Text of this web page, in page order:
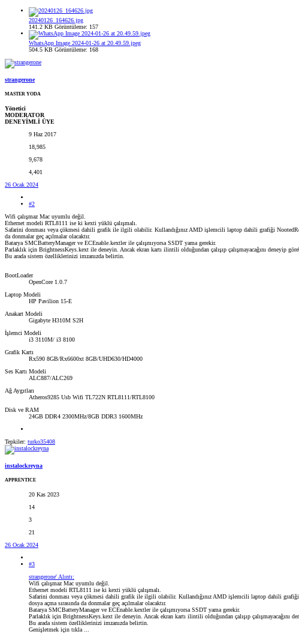
20240126_164626.jpg
141.2 KB Görüntüleme: 157
WhatsApp Image 2024-01-26 at 20.49.59.jpeg
504.5 KB Görüntüleme: 168
strangerone
MASTER YODA
Yönetici
MODERATOR
DENEYİMLİ ÜYE
9 Haz 2017
18,985
9,678
4,401
26 Ocak 2024
#2
Wifi çalışmaz Mac uyumlu değil.
Ethernet modeli RTL8111 ise ki kexti yüklü çalışmalı.
Safarini donması veya çökmesi dahili grafik ile ilgili olabilir. Kullandığınız AMD işlemcili laptop dahili grafiği
da donmalar geç açılmalar olacaktır.
Batarya SMCBatteryManager ve ECEnable.kextler ile çalışmıyorsa SSDT yama gerekir.
Parlaklık için BrightnessKeys.kext ile deneyin. Ancak ekran kartı ilintili olduğundan çalışıp çalışmayacağını deneyip
Bu arada sistem özelliklerinizi imzanızda belirtin.
BootLoader
OpenCore 1.0.7
Laptop Modeli
HP Pavilion 15-E
Anakart Modeli
Gigabyte H310M S2H
İşlemci Modeli
i3 3110M/ i3 8100
Grafik Kartı
Rx590 8GB/Rx6600xt 8GB/UHD630/HD4000
Ses Kartı Modeli
ALC887/ALC269
Ağ Aygıtları
Atheros9285 Usb Wifi TL722N RTL8111/RTL8100
Disk ve RAM
24GB DDR4 2300MHz/8GB DDR3 1600MHz
Tepkiler: turko35408
instalockreyna
APPRENTICE
20 Kas 2023
14
3
21
26 Ocak 2024
#3
strangerone' Alıntı:
Wifi çalışmaz Mac uyumlu değil.
Ethernet modeli RTL8111 ise ki kexti yüklü çalışmalı.
Safarini donması veya çökmesi dahili grafik ile ilgili olabilir. Kullandığınız AMD işlemcili laptop dahili grafiği
dosya açma sırasında da donmalar geç açılmalar olacaktır.
Batarya SMCBatteryManager ve ECEnable.kextler ile çalışmıyorsa SSDT yama gerekir.
Parlaklık için BrightnessKeys.kext ile deneyin. Ancak ekran kartı ilintili olduğundan çalışıp çalışmayacağını
Bu arada sistem özelliklerinizi imzanızda belirtin.
Genişletmek için tıkla ...